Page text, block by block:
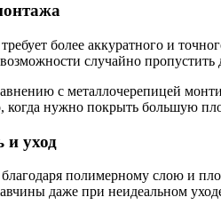
более аккуратного и
случайно
с металлочерепицей
когда нужно покрыть большую
и уход
полимерному слою и
даже при неидеальном